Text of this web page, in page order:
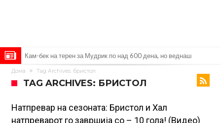
Кам-бек на терен за Мудрик по над 600 дена, но веднаш
заМИнува на позајмица!?
Џејк Пол започнува голем напад на УФЦ
Прекините за хидрација станаа бизнис: ФИФА не планира да ги
укине
Француски судија обвинет за семејно насилство – му се заканува
Дома Tag Archives: бристол
TAG ARCHIVES: БРИСТОЛ
Натпревар на сезоната: Бристол и Хал
натпреварот го завршија со – 10 гола! (Видео)